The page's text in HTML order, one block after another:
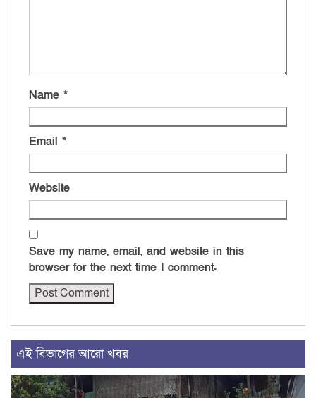
Name *
Email *
Website
Save my name, email, and website in this
browser for the next time I comment.
এই বিভাগের আরো খবর